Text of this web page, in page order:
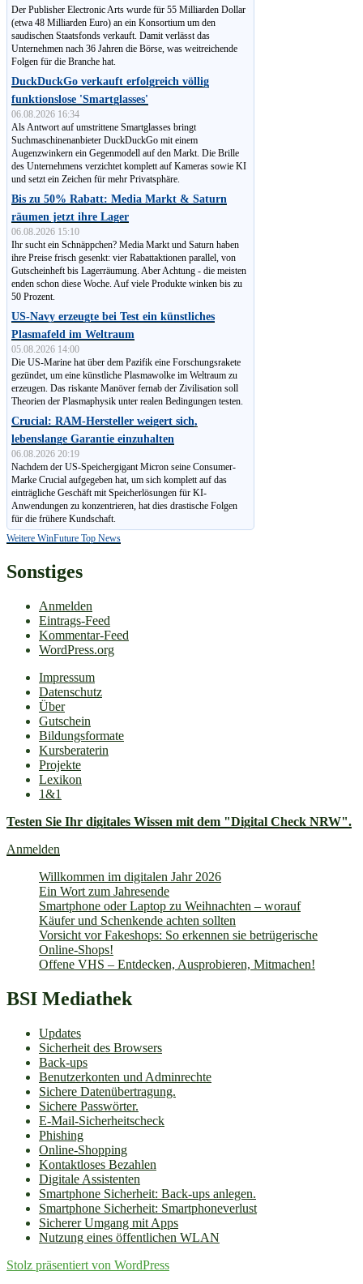
Der Publisher Electronic Arts wurde für 55 Milliarden Dollar
(etwa 48 Milliarden Euro) an ein Konsortium um den
saudischen Staatsfonds verkauft. Damit verlässt das
Unternehmen nach 36 Jahren die Börse, was weitreichende
Folgen für die Branche hat.
DuckDuckGo verkauft erfolgreich völlig
funktionslose 'Smartglasses'
06.08.2026 16:34
Als Antwort auf umstrittene Smartglasses bringt
Suchmaschinen­anbieter DuckDuckGo mit einem
Augenzwinkern ein Gegenmodell auf den Markt. Die Brille
des Unternehmens verzichtet komplett auf Kameras sowie KI
und setzt ein Zeichen für mehr Privatsphäre.
Bis zu 50% Rabatt: Media Markt & Saturn
räumen jetzt ihre Lager
06.08.2026 15:10
Ihr sucht ein Schnäppchen? Media Markt und Saturn haben
ihre Preise frisch gesenkt: vier Rabattaktionen parallel, von
Gut­schein­heft bis Lagerräumung. Aber Achtung - die meisten
enden schon diese Woche. Auf viele Produkte winken bis zu
50 Prozent.
US-Navy erzeugte bei Test ein künstliches
Plasmafeld im Weltraum
05.08.2026 14:00
Die US-Marine hat über dem Pazifik eine Forschungsrakete
gezündet, um eine künstliche Plasmawolke im Weltraum zu
erzeugen. Das riskante Manöver fernab der Zivilisation soll
Theorien der Plasmaphysik unter realen Bedingungen testen.
Crucial: RAM-Hersteller weigert sich,
lebenslange Garantie einzuhalten
06.08.2026 20:19
Nachdem der US-Speichergigant Micron seine Consumer-
Marke Crucial aufgegeben hat, um sich komplett auf das
einträgliche Geschäft mit Speicherlösungen für KI-
Anwendungen zu konzen­trieren, hat dies drastische Folgen
für die frühere Kundschaft.
Weitere WinFuture Top News
Sonstiges
Anmelden
Eintrags-Feed
Kommentar-Feed
WordPress.org
Impressum
Datenschutz
Über
Gutschein
Bildungsformate
Kursberaterin
Projekte
Lexikon
1&1
Testen Sie Ihr digitales Wissen mit dem "Digital Check NRW".
Anmelden
Willkommen im digitalen Jahr 2026
Ein Wort zum Jahresende
Smartphone oder Laptop zu Weihnachten – worauf
Käufer und Schenkende achten sollten
Vorsicht vor Fakeshops: So erkennen sie betrügerische
Online-Shops!
Offene VHS – Entdecken, Ausprobieren, Mitmachen!
BSI Mediathek
Updates
Sicherheit des Browsers
Back-ups
Benutzerkonten und Adminrechte
Sichere Datenübertragung.
Sichere Passwörter.
E-Mail-Sicherheitscheck
Phishing
Online-Shopping
Kontaktloses Bezahlen
Digitale Assistenten
Smartphone Sicherheit: Back-ups anlegen.
Smartphone Sicherheit: Smartphoneverlust
Sicherer Umgang mit Apps
Nutzung eines öffentlichen WLAN
Stolz präsentiert von WordPress